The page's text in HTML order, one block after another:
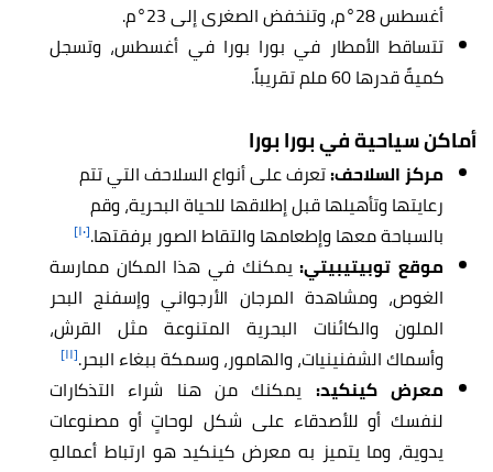
أغسطس 28°م، وتنخفض الصغرى إلى 23°م.
تتساقط الأمطار في بورا بورا في أغسطس، وتسجل
كميةً قدرها 60 ملم تقريباً.
أماكن سياحية في بورا بورا
مركز السلاحف:تعرف على أنواع السلاحف التي تتم
رعايتها وتأهيلها قبل إطلاقها للحياة البحرية، وقم
بالسباحة معها وإطعامها والتقاط الصور برفقتها.[١٠]
موقع توبيتيبيتي:يمكنك في هذا المكان ممارسة
الغوص، ومشاهدة المرجان الأرجواني وإسفنج البحر
الملون والكائنات البحرية المتنوعة مثل القرش،
وأسماك الشفنينيات، والهامور، وسمكة ببغاء البحر.[١١]
معرض كينكيد: يمكنك من هنا شراء التذكارات
لنفسك أو للأصدقاء على شكل لوحاتٍ أو مصنوعات
يدوية، وما يتميز به معرض كينكيد هو ارتباط أعمالهِ